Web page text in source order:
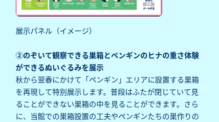
展示パネル（イメージ）
②のぞいて観察できる巣箱とペンギンのヒナの重さ体験
ができるぬいぐるみを展示
秋から翌春にかけて「ペンギン」エリアに設置する巣箱
を再現して特別展示します。普段はふたが閉じていて見
ることができない巣箱の中を見ることができます。さら
に、当館での巣箱設置の工夫やペンギンたちの巣作りの